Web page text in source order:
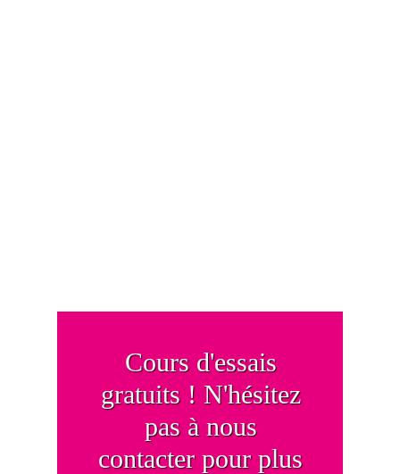
Cours d'essais
gratuits ! N'hésitez
pas à nous
contacter pour plus